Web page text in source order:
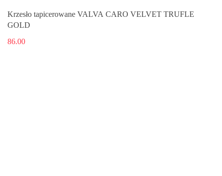
Krzesło tapicerowane VALVA CARO VELVET TRUFLE
GOLD
86.00